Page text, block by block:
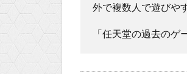
外で複数人で遊びや
「任天堂の過去のゲ